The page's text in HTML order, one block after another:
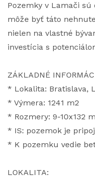
Pozemky v Lamači sú
môže byť táto
nielen na vlastné
investícia s
ZÁKLADNÉ
* Lokalita: Bratislava,
* Výmera: 1241 m2
* Rozmery: 9-10x132
* IS: pozemok je
* K pozemku vedie
LOKALITA: